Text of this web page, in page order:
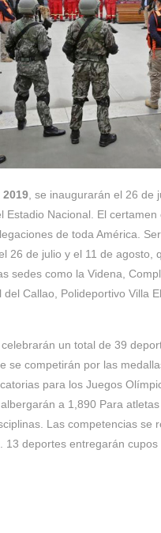
, se inaugurarán el 26 de
Estadio Nacional. El
de toda América.
26 de julio y el 11 de agosto,
sedes como la Videna,
Callao, Polideportivo Villa
un total de 39
se competirán por las
para los Juegos
a 1,890 Para
Las competencias se
13 deportes entregarán